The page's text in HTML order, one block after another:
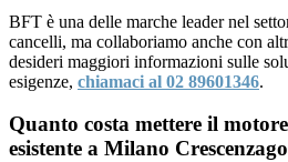
BFT è una delle marche leader nel
cancelli, ma collaboriamo anche con
desideri maggiori informazioni sulle
esigenze, chiamaci al 02 89601346.
Quanto costa mettere il
esistente a Milano